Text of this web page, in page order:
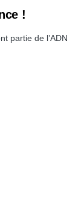
!
partie de l’ADN